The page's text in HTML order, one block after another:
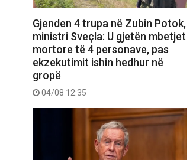
Gjenden 4 trupa në Zubin Potok,
ministri Sveçla: U gjetën mbetjet
mortore të 4 personave, pas
ekzekutimit ishin hedhur në
gropë
04/08 12:35